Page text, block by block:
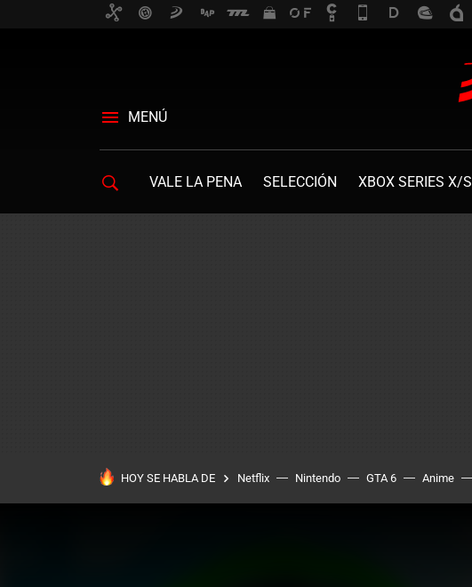
MENÚ
VALE LA PENA SELECCIÓN XBOX SERIES X/S
HOY SE HABLA DE Netflix Nintendo GTA 6 Anime